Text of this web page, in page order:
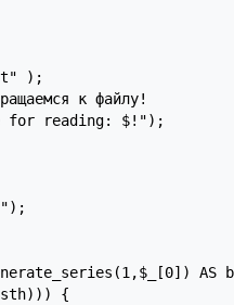
);
к файлу!
for reading: $!");
AS
{